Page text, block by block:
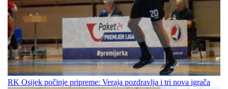
RK Osijek počinje pripreme: Veraja pozdravlja i tri nova igrača